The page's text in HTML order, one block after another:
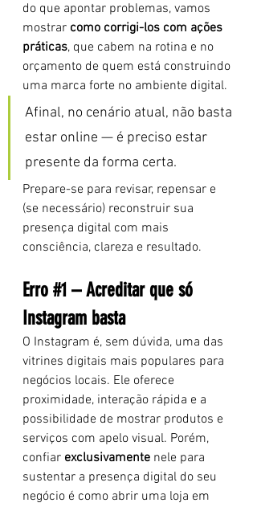
do que apontar problemas, vamos
mostrar como corrigi-los com ações
práticas, que cabem na rotina e no
orçamento de quem está construindo
uma marca forte no ambiente digital.
Afinal, no cenário atual, não basta
estar online — é preciso estar
presente da forma certa.
Prepare-se para revisar, repensar e
(se necessário) reconstruir sua
presença digital com mais
consciência, clareza e resultado.
Erro #1 – Acreditar que só
Instagram basta
O Instagram é, sem dúvida, uma das
vitrines digitais mais populares para
negócios locais. Ele oferece
proximidade, interação rápida e a
possibilidade de mostrar produtos e
serviços com apelo visual. Porém,
confiar exclusivamente nele para
sustentar a presença digital do seu
negócio é como abrir uma loja em